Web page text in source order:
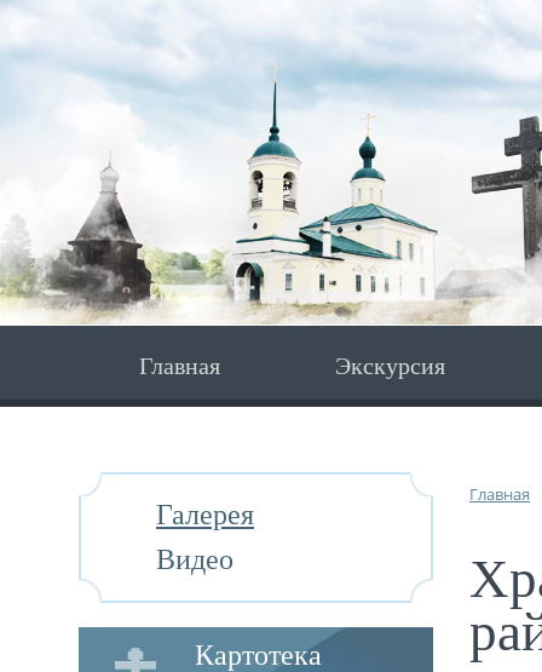
Главная Экскурсия
Галерея
Видео
Картотека
Главная